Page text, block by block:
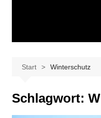
Start Winterschutz
Schlagwort: